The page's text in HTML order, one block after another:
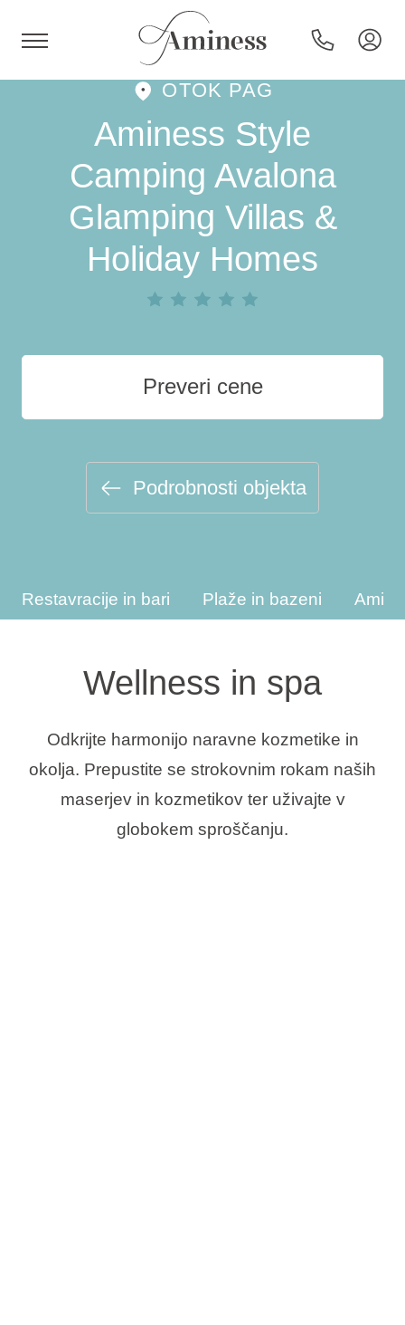
Hoteli in resorti
Kampi
Destinacije
Blogovi
OTOK PAG
Aminess Style
Camping Avalona
Glamping Villas &
Holiday Homes
Preveri cene
Podrobnosti objekta
Restavracije in bari Plaže in bazeni
Wellness in spa
Odkrijte harmonijo naravne kozmetike in
okolja. Prepustite se strokovnim rokam naših
maserjev in kozmetikov ter uživajte v
globokem sproščanju.